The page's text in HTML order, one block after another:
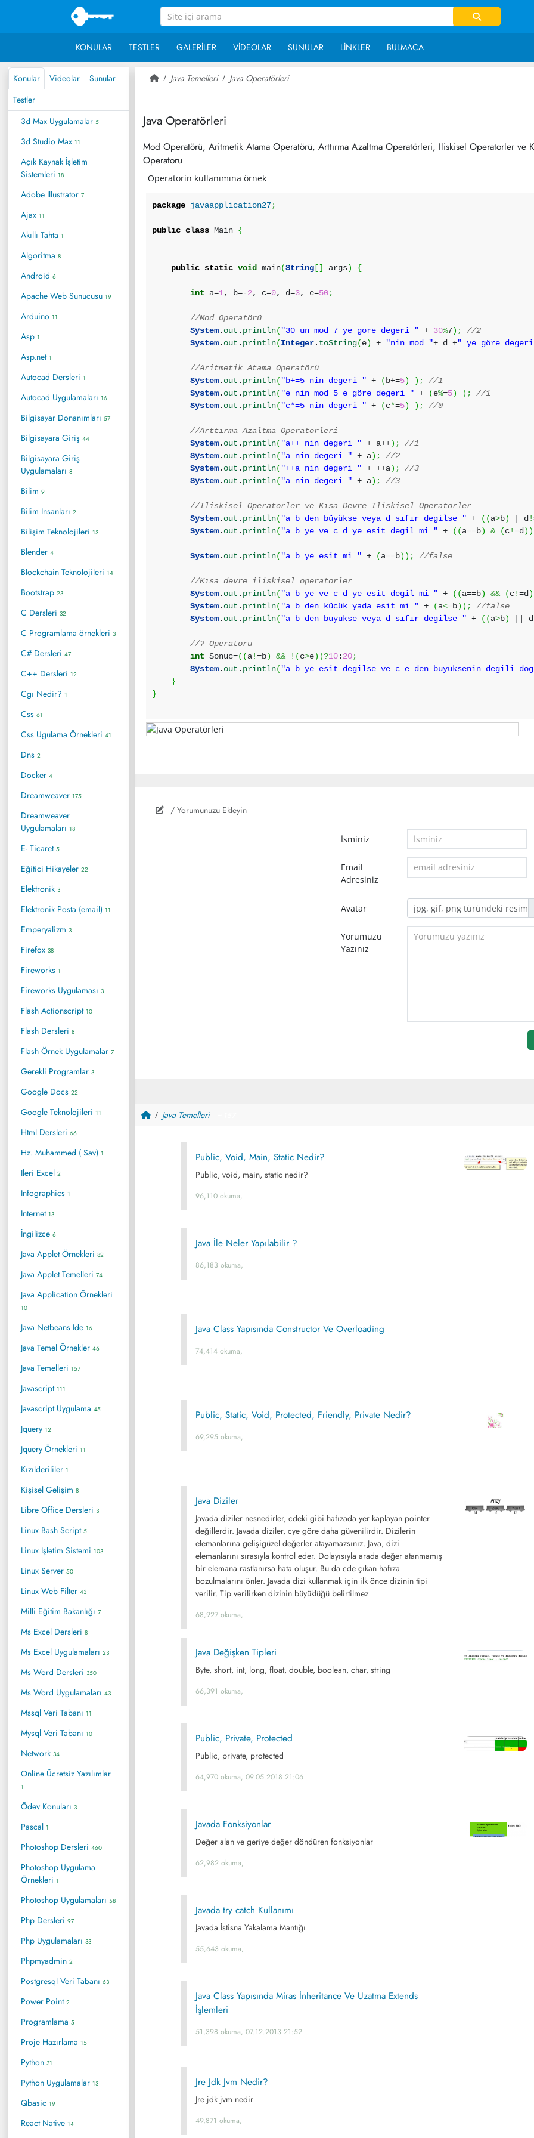
KONULAR TESTLER GALERILER VIDEOLAR SUNULAR LINKLER BULMACA
Konular Videolar
Sunular
Testler
3d Max Uygulamalar 5
3d Studio Max 11
Açık Kaynak İşletim
Sistemleri 18
Adobe Illustrator 7
Ajax 11
Akıllı Tahta 1
Algoritma 8
Android 6
Apache Web Sunucusu 19
Arduino 11
Asp 1
Asp.net 1
Autocad Dersleri 1
Autocad Uygulamaları 16
Bilgisayar Donanımları 57
Bilgisayara Giriş 44
Bilgisayara Giriş
Uygulamaları 8
Bilim 9
Bilim Insanları 2
Bilişim Teknolojileri 13
Blender 4
Blockchain Teknolojileri 14
Bootstrap 23
C Dersleri 32
C Programlama örnekleri 3
C# Dersleri 47
C++ Dersleri 12
Cgı Nedir? 1
Css 61
Css Ugulama Örnekleri 41
Dns 2
Docker 4
Dreamweaver 175
Dreamweaver
Uygulamaları 18
E- Ticaret 5
Eğitici Hikayeler 22
Elektronik 3
Elektronik Posta (email) 11
Emperyalizm 3
Firefox 38
Fireworks 1
Fireworks Uygulaması 3
Flash Actionscript 10
Flash Dersleri 8
Flash Örnek Uygulamalar 7
Gerekli Programlar 3
Google Docs 22
Google Teknolojileri 11
Html Dersleri 66
Hz. Muhammed ( Sav) 1
Ileri Excel 2
Infographics 1
Internet 13
İngilizce 6
Java Applet Örnekleri 82
Java Applet Temelleri 74
Java Application Örnekleri
10
Java Netbeans Ide 16
Java Temel Örnekler 46
Java Temelleri 157
Javascript 111
Javascript Uygulama 45
Jquery 12
Jquery Örnekleri 11
Kızılderililer 1
Kişisel Gelişim 8
Libre Office Dersleri 3
Linux Bash Script 5
Linux Işletim Sistemi 103
Linux Server 50
Linux Web Filter 43
Milli Eğitim Bakanlığı 7
Ms Excel Dersleri 8
Ms Excel Uygulamaları 23
Ms Word Dersleri 350
Ms Word Uygulamaları 43
Mssql Veri Tabanı 11
Mysql Veri Tabanı 10
Network 34
Online Ücretsiz Yazılımlar
1
Ödev Konuları 3
Pascal 1
Photoshop Dersleri 460
Photoshop Uygulama
Örnekleri 1
Photoshop Uygulamaları 58
Php Dersleri 97
Php Uygulamaları 33
Phpmyadmin 2
Postgresql Veri Tabanı 63
Power Point 2
Programlama 5
Proje Hazırlama 15
Python 31
Python Uygulamalar 13
Qbasic 19
React Native 14
Java Temelleri Java Operatörleri
Java Operatörleri
Mod Operatörü, Aritmetik Atama Operatörü, Arttırma Azaltma Operatörleri, Iliskisel Operatorler ve
Operatoru
Operatorin kullanımına örnek
package javaapplication27;
public class Main {
public static void main(String[] args) {
int a=1, b=-2, c=0, d=3, e=50;
//Mod Operatörü
System. out . println( "30 un mod 7 ye göre degeri " + 30%7) ;
//2
System. out . println(Integer. toString(e) + "nin mod "+ d +" ye göre
//Aritmetik Atama Operatörü
System. out . println( "b+=5 nin degeri " + (b+=5) ) ;
//1
System. out . println( "e nin mod 5 e göre degeri " + (e%=5) ) ;
//1
System. out . println( "c*=5 nin degeri " + (c*=5) ) ; //0
//Arttırma Azaltma Operatörleri
System. out . println( "a++ nin degeri " + a++) ;
//1
System. out . println( "a nin degeri " + a) ;
//2
System. out . println( "++a nin degeri " + ++a) ;
//3
System. out . println( "a nin degeri " + a) ; //3
//Iliskisel Operatorler ve Kısa Devre Iliskisel Operatörler
System. out . println( "a b den büyükse veya d sıfır degilse " + ( (a>b) | d!
System. out . println( "a b ye ve c d ye esit degil mi " + ( (a==b) & (c!=d) )
System. out . println( "a b ye esit mi " + (a==b) ) ; //false
//Kısa devre iliskisel operatorler
System. out . println( "a b ye ve c d ye esit degil mi " + ( (a==b) && (c!=d)
System. out . println( "a b den kücük yada esit mi " + (a<=b) ) ;
//false
System. out . println( "a b den büyükse veya d sıfır degilse " + ( (a>b) || d
//? Operatoru
int Sonuc=( (a!=b) && ! (c>e) )?10: 20;
System. out . println( "a b ye esit degilse ve c e den büyüksenin degili
}
}
/ Yorumunuzu Ekleyin
İsminiz
Email
Adresiniz
Avatar
Yorumuzu
Yazınız
Java Temelleri
Public, Void, Main, Static Nedir?
Public, void, main, static nedir?
96,110 okuma,
Java İle Neler Yapılabilir ?
86,183 okuma,
Java Class Yapısında Constructor Ve Overloading
74,414 okuma,
Public, Static, Void, Protected, Friendly, Private Nedir?
69,295 okuma,
Java Diziler
Javada diziler nesnedirler, cdeki gibi hafızada yer kaplayan pointer
değillerdir. Javada diziler, cye göre daha güvenilirdir. Dizilerin
elemanlarına gelişigüzel değerler atayamazsınız. Java, dizi
elemanlarını sırasıyla kontrol eder. Dolayısıyla arada değer atanmamış
bir elemana rastlanırsa hata oluşur. Bu da cde çıkan hafıza
bozulmalarını önler. Javada dizi kullanmak için ilk önce dizinin tipi
verilir. Tip verilirken dizinin büyüklüğü belirtilmez
68,927 okuma,
Java Değişken Tipleri
Byte, short, int, long, float, double, boolean, char, string
66,391 okuma,
Public, Private, Protected
Public, private, protected
64,970 okuma, 09.05.2018 21:06
Javada Fonksiyonlar
Değer alan ve geriye değer döndüren fonksiyonlar
62,982 okuma,
Javada try catch Kullanımı
Javada İstisna Yakalama Mantığı
55,643 okuma,
Java Class Yapısında Miras İnheritance Ve Uzatma Extends
İşlemleri
51,398 okuma, 07.12.2013 21:52
Jre Jdk Jvm Nedir?
Jre jdk jvm nedir
49,871 okuma,